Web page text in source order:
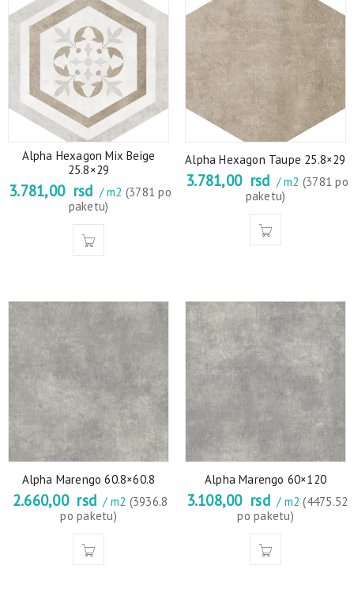
Alpha Hexagon Mix Beige
25.8×29
3.781,00 rsd / m2 (3781 po
paketu)
Alpha Hexagon Taupe 25.8×29
3.781,00 rsd / m2 (3781 po
paketu)
Alpha Marengo 60.8×60.8
2.660,00 rsd / m2 (3936.8
po paketu)
Alpha Marengo 60×120
3.108,00 rsd / m2(4475.52
po paketu)